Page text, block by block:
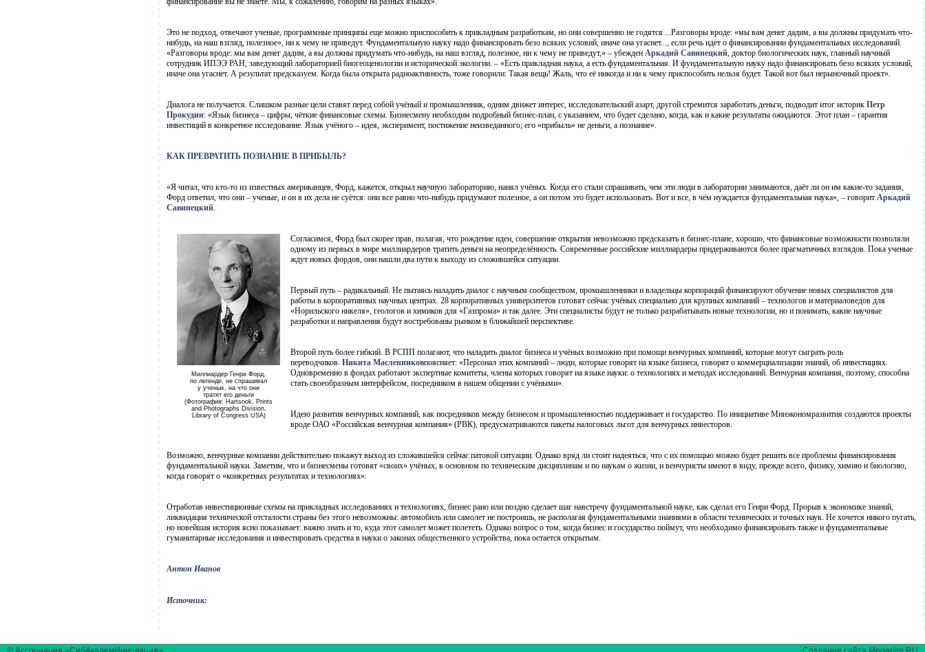
Это не подход, отвечают ученые, программные принципы еще можно приспособить к прикладным разработкам, но они совершенно не годятся ...Разговоры вроде: «мы вам денег дадим, а вы должны придумать что-
нибудь, на наш взгляд, полезное», ни к чему не приведут. Фундаментальную науку надо финансировать безо всяких условий, иначе она угаснет..., если речь идет о финансировании фундаментальных исследований.
«Разговоры вроде: мы вам денег дадим, а вы должны придумать что-нибудь, на наш взгляд, полезное, ни к чему не приведут,» – убежден Аркадий Савинецкий, доктор биологических наук, главный научный
сотрудник ИПЭЭ РАН, заведующий лабораторией биогеоценологии и исторической экологии. – «Есть прикладная наука, а есть фундаментальная. И фундаментальную науку надо финансировать безо всяких условий,
иначе она угаснет. А результат предсказуем. Когда была открыта радиоактивность, тоже говорили: Такая вещь! Жаль, что её никогда и ни к чему приспособить нельзя будет. Такой вот был нерыночный проект».
Диалога не получается. Слишком разные цели ставят перед собой учёный и промышленник, одним движет интерес, исследовательский азарт, другой стремится заработать деньги, подводит итог историк Петр
Прокудин: «Язык бизнеса – цифры, чёткие финансовые схемы. Бизнесмену необходим подробный бизнес-план, с указанием, что будет сделано, когда, как и какие результаты ожидаются. Этот план – гарантия
инвестиций в конкретное исследование. Язык учёного – идея, эксперимент, постижение неизведанного; его «прибыль» не деньги, а познание».
КАК ПРЕВРАТИТЬ ПОЗНАНИЕ В ПРИБЫЛЬ?
«Я читал, что кто-то из известных американцев, Форд, кажется, открыл научную лабораторию, нанял учёных. Когда его стали спрашивать, чем эти люди в лаборатории занимаются, даёт ли он им какие-то задания,
Форд ответил, что они – ученые, и он в их дела не суётся: они все равно что-нибудь придумают полезное, а он потом это будет использовать. Вот и все, в чём нуждается фундаментальная наука», – говорит Аркадий
Савинецкий.
Миллиардер Генри Форд,
по легенде, не спрашивал
у ученых, на что они
тратят его деньги
(Фотография: Hartsook, Prints
and Photographs Division,
Library of Congress USA)
Согласимся, Форд был скорее прав, полагая, что рождение идеи, совершение открытия невозможно предсказать в бизнес-плане, хорошо, что финансовые возможности позволяли
одному из первых в мире миллиардеров тратить деньги на неопределённость. Современные российские миллиардеры придерживаются более прагматичных взглядов. Пока ученые
ждут новых фордов, они нашли два пути к выходу из сложившейся ситуации.
Первый путь – радикальный. Не пытаясь наладить диалог с научным сообществом, промышленники и владельцы корпораций финансируют обучение новых специалистов для
работы в корпоративных научных центрах. 28 корпоративных университетов готовят сейчас учёных специально для крупных компаний – технологов и материаловедов для
«Норильского никеля», геологов и химиков для «Газпрома» и так далее. Эти специалисты будут не только разрабатывать новые технологии, но и понимать, какие научные
разработки и направления будут востребованы рынком в ближайшей перспективе.
Второй путь более гибкий. В РСПП полагают, что наладить диалог бизнеса и учёных возможно при помощи венчурных компаний, которые могут сыграть роль
переводчиков. Никита Масленниковпоясняет: «Персонал этих компаний – люди, которые говорят на языке бизнеса, говорят о коммерциализации знаний, об инвестициях.
Одновременно в фондах работают экспертные комитеты, члены которых говорят на языке науки: о технологиях и методах исследований. Венчурная компания, поэтому, способна
стать своеобразным интерфейсом, посредником в нашем общении с учёными».
Идею развития венчурных компаний, как посредников между бизнесом и промышленностью поддерживает и государство. По инициативе Минэкономразвития создаются проекты
вроде ОАО «Российская венчурная компания» (РВК), предусматриваются пакеты налоговых льгот для венчурных инвесторов.
Возможно, венчурные компании действительно покажут выход из сложившейся сейчас патовой ситуации. Однако вряд ли стоит надеяться, что с их помощью можно будет решить все проблемы финансирования
фундаментальной науки. Заметим, что и бизнесмены готовят «своих» учёных, в основном по техническим дисциплинам и по наукам о жизни, и венчуристы имеют в виду, прежде всего, физику, химию и биологию,
когда говорят о «конкретных результатах и технологиях».
Отработав инвестиционные схемы на прикладных исследованиях и технологиях, бизнес рано или поздно сделает шаг навстречу фундаментальной науке, как сделал его Генри Форд. Прорыв к экономике знаний,
ликвидация технической отсталости страны без этого невозможны: автомобиль или самолет не построишь, не располагая фундаментальными знаниями в области технических и точных наук. Не хочется никого пугать,
но новейшая история ясно показывает: важно знать и то, куда этот самолет может полететь. Однако вопрос о том, когда бизнес и государство поймут, что необходимо финансировать также и фундаментальные
гуманитарные исследования и инвестировать средства в науки о законах общественного устройства, пока остается открытым.
Антон Иванов
Источник: